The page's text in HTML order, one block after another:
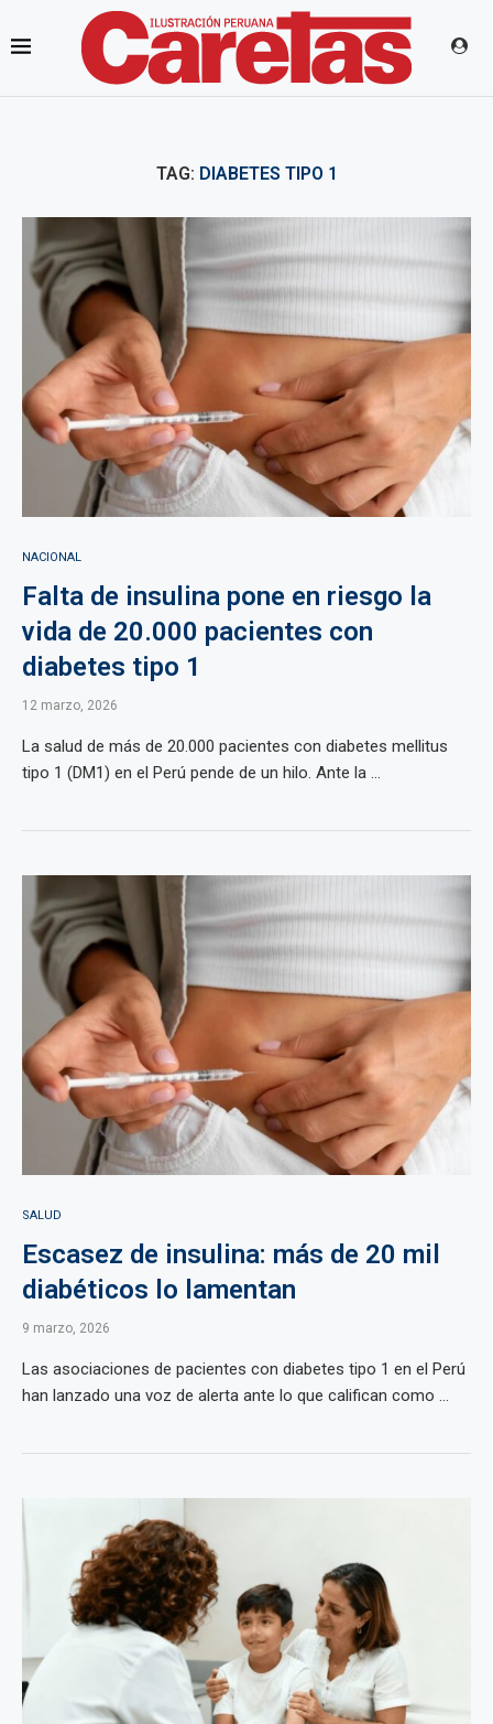
TAG: DIABETES TIPO 1
NACIONAL
Falta de insulina pone en riesgo la
vida de 20.000 pacientes con
diabetes tipo 1
12 marzo, 2026
La salud de más de 20.000 pacientes con diabetes mellitus
tipo 1 (DM1) en el Perú pende de un hilo. Ante la ...
SALUD
Escasez de insulina: más de 20 mil
diabéticos lo lamentan
9 marzo, 2026
Las asociaciones de pacientes con diabetes tipo 1 en el Perú
han lanzado una voz de alerta ante lo que califican como ...